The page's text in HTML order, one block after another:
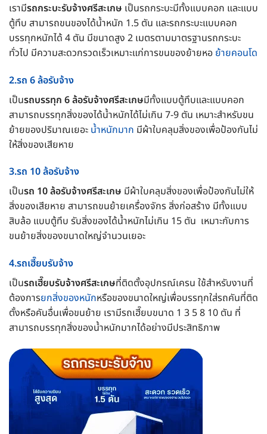
เรามีรถกระบะรับจ้างศรีสะเกษ เป็นรถกระบะมีทั้งแบบคอก และแบบ
ตู้ทึบ สามารถขนของได้น้ำหนัก 1.5 ตัน และรถกระบะแบบคอก
บรรทุกหนักได้ 4 ตัน มีขนาดสูง 2 เมตรตามมาตรฐานรถกระบะ
ทั่วไป มีความสะดวกรวดเร็วเหมาะแก่การขนของย้ายหอ ย้ายคอนโด
2.รถ 6 ล้อรับจ้าง
เป็นรถบรรทุก 6 ล้อรับจ้างศรีสะเกษมีทั้งแบบตู้ทึบและแบบคอก
สามารถบรรทุกสิ่งของได้น้ำหนักได้ไม่เกิน 7-9 ตัน เหมาะสำหรับขน
ย้ายของปริมาณเยอะ น้ำหนักมาก มีผ้าใบคลุมสิ่งของเพื่อป้องกันไม่
ให้สิ่งของเสียหาย
3.รถ 10 ล้อรับจ้าง
เป็นรถ 10 ล้อรับจ้างศรีสะเกษ มีผ้าใบคลุมสิ่งของเพื่อป้องกันไม่ให้
สิ่งของเสียหาย สามารถขนย้ายเครื่องจักร สิ่งก่อสร้าง มีทั้งแบบ
สิบล้อ แบบตู้ทึบ รับสิ่งของได้น้ำหนักไม่เกิน 15 ตัน เหมาะกับการ
ขนย้ายสิ่งของขนาดใหญ่จำนวนเยอะ
4.รถเฮี๊ยบรับจ้าง
เป็นรถเฮี๊ยบรับจ้างศรีสะเกษที่ติดตั้งอุปกรณ์เครน ใช้สำหรับงานที่
ต้องการยกสิ่งของหนักหรือของขนาดใหญ่เพื่อบรรทุกใส่รถคันที่ติด
ตั้งหรือคันอื่นเพื่อขนย้าย เรามีรถเฮี๊ยบขนาด 1 3 5 8 10 ตัน ที่
สามารถบรรทุกสิ่งของน้ำหนักมากได้อย่างมีประสิทธิภาพ